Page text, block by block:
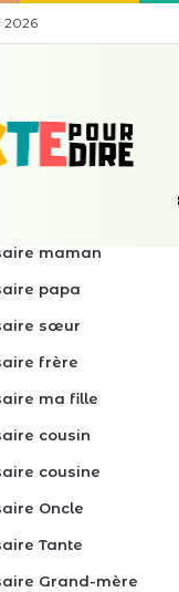
2026
maman
papa
sœur
frère
ma fille
cousin
cousine
Oncle
Tante
Grand-mère